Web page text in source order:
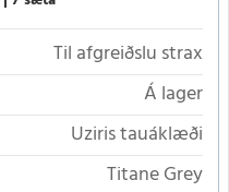
Til afgreiðslu strax
Á lager
Uziris tauáklæði
Titane Grey